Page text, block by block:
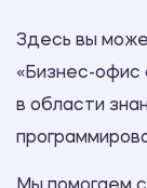
Здесь вы
«Бизнес-офис
в области